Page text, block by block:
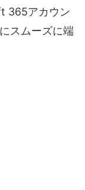
365アカウン
スムーズに端